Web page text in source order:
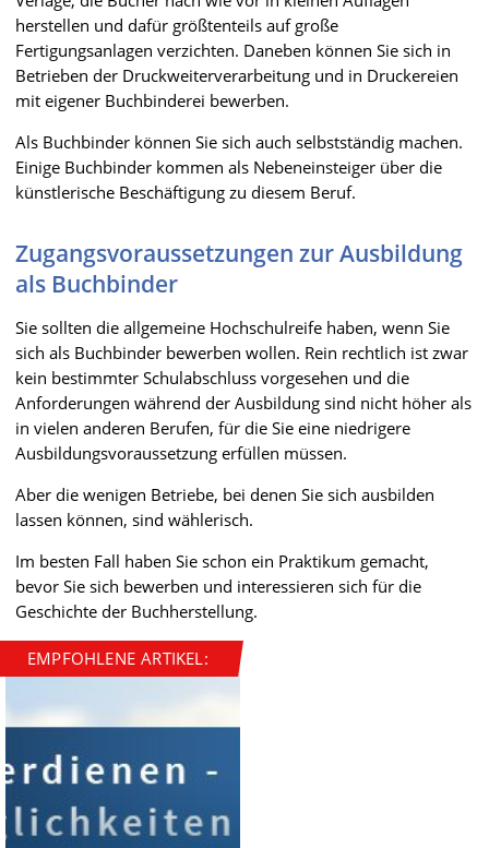
herstellen und dafür größtenteils auf große
Fertigungsanlagen verzichten. Daneben können Sie sich in
Betrieben der Druckweiterverarbeitung und in Druckereien
mit eigener Buchbinderei bewerben.
Als Buchbinder können Sie sich auch selbstständig machen.
Einige Buchbinder kommen als Nebeneinsteiger über die
künstlerische Beschäftigung zu diesem Beruf.
Zugangsvoraussetzungen zur Ausbildung
als Buchbinder
Sie sollten die allgemeine Hochschulreife haben, wenn Sie
sich als Buchbinder bewerben wollen. Rein rechtlich ist zwar
kein bestimmter Schulabschluss vorgesehen und die
Anforderungen während der Ausbildung sind nicht höher als
in vielen anderen Berufen, für die Sie eine niedrigere
Ausbildungsvoraussetzung erfüllen müssen.
Aber die wenigen Betriebe, bei denen Sie sich ausbilden
lassen können, sind wählerisch.
Im besten Fall haben Sie schon ein Praktikum gemacht,
bevor Sie sich bewerben und interessieren sich für die
Geschichte der Buchherstellung.
EMPFOHLENE ARTIKEL: